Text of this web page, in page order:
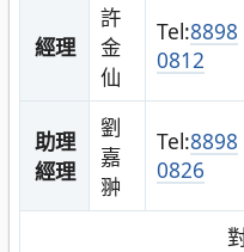
經理
許
金
仙
Tel:8898
0812
助理
經理
劉
嘉
翀
Tel:8898
0826